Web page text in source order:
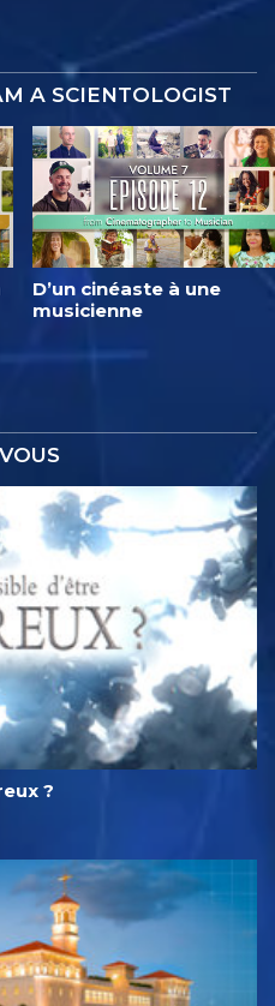
A SCIENTOLOGIST
D’un cinéaste à une
musicienne
?